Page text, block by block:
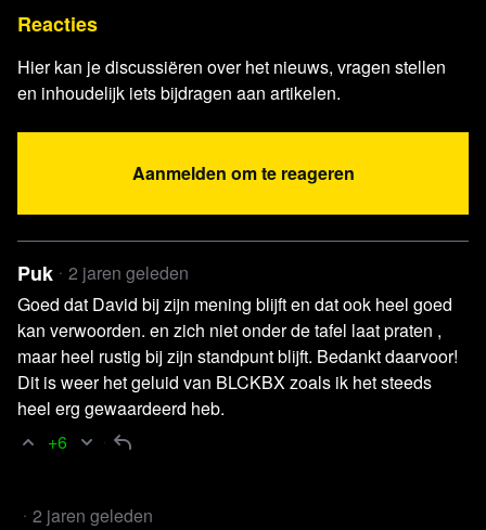
Debat Direct
Prinses Maxima Centrum -The Princess Máxima
Center distances itself from publication Excess mortality
tolerantie voor omvolking-achtige uitspraken
X/@MakisMD -TWEET THE LANCET
Debat Direct
VRT | 23-06-2024 -
blijven van de Europese Commissie?
Lees 21 reacties
Reacties
Hier kan je discussiëren over het nieuws, vragen stellen
en inhoudelijk iets bijdragen aan artikelen.
Aanmelden om te reageren
Puk
2 jaren geleden
Goed dat David bij zijn mening blijft en dat ook heel goed
kan verwoorden. en zich niet onder de tafel laat praten ,
maar heel rustig bij zijn standpunt blijft. Bedankt daarvoor!
Dit is weer het geluid van BLCKBX zoals ik het steeds
heel erg gewaardeerd heb.
+6
2 jaren geleden